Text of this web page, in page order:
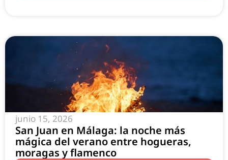
junio 15, 2026
San Juan en Málaga: la noche más
mágica del verano entre hogueras,
moragas y flamenco